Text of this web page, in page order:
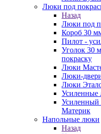
Люки под
Назад
Люки под
Короб 30
Пилот -
Уголок 30
покраску
Люки
Люки-
Люки
Усиленные
Усиленный
Материк
Напольные люки
Назад